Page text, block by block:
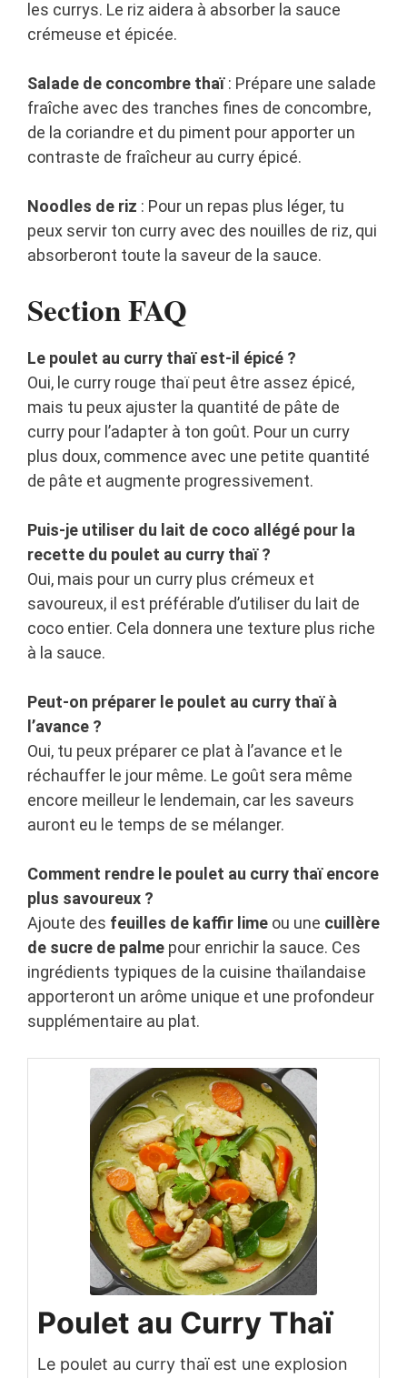
les currys. Le riz aidera à absorber la sauce
crémeuse et épicée.
Salade de concombre thaï: Prépare une salade
fraîche avec des tranches fines de concombre,
de la coriandre et du piment pour apporter un
contraste de fraîcheur au curry épicé.
Noodles de riz : Pour un repas plus léger, tu
peux servir ton curry avec des nouilles de riz, qui
absorberont toute la saveur de la sauce.
Section FAQ
Le poulet au curry thaï est-il épicé ?
Oui, le curry rouge thaï peut être assez épicé,
mais tu peux ajuster la quantité de pâte de
curry pour l’adapter à ton goût. Pour un curry
plus doux, commence avec une petite quantité
de pâte et augmente progressivement.
Puis-je utiliser du lait de coco allégé pour la
recette du poulet au curry thaï ?
Oui, mais pour un curry plus crémeux et
savoureux, il est préférable d’utiliser du lait de
coco entier. Cela donnera une texture plus riche
à la sauce.
Peut-on préparer le poulet au curry thaï à
l’avance ?
Oui, tu peux préparer ce plat à l’avance et le
réchauffer le jour même. Le goût sera même
encore meilleur le lendemain, car les saveurs
auront eu le temps de se mélanger.
Comment rendre le poulet au curry thaï encore
plus savoureux ?
Ajoute des feuilles de kaffir lime ou une cuillère
de sucre de palme pour enrichir la sauce. Ces
ingrédients typiques de la cuisine thaïlandaise
apporteront un arôme unique et une profondeur
supplémentaire au plat.
Poulet au Curry Thaï
Le poulet au curry thaï est une explosion